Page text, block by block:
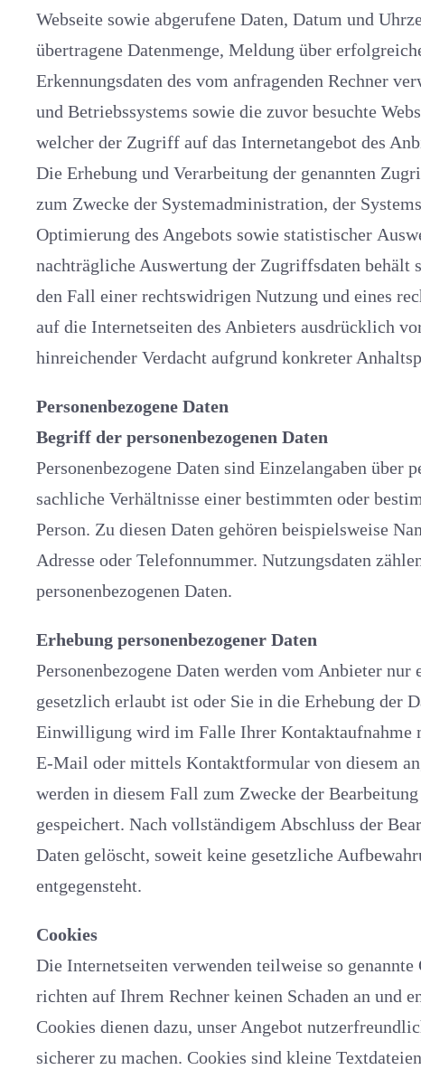
Webseite sowie abgerufene Daten, Datum und
übertragene Datenmenge, Meldung über erfolgreichen Abruf,
Erkennungsdaten des vom anfragenden Rechner verwendeten Browsers
und Betriebssystems sowie die zuvor besuchte Webseite (Webseite, von
welcher der
Die Erhebung und Verarbeitung der genannten Zugriffsdaten erfolgt nur
zum Zwecke der Systemadministration, der Systemsicherheit, der
Optimierung des Angebots sowie statistischer Auswertungen. Eine
nachträgliche Auswertung der Zugriffsdaten behält sich der
den Fall einer rechtswidrigen Nutzung und eines
auf die Internetseiten des Anbieters ausdrücklich vor,
hinreichender Verdacht aufgrund konkreter
Personenbezogene Daten
Begriff der personenbezogenen Daten
Personenbezogene Daten sind Einzelangaben über
sachliche Verhältnisse einer bestimmten oder
Person. Zu diesen Daten gehören beispielsweise Name, Adresse, E-Mail-
Adresse oder Telefonnummer. Nutzungsdaten zählen
personenbezogenen Daten.
Erhebung personenbezogener Daten
Personenbezogene Daten werden vom Anbieter nur erhoben, soweit dies
gesetzlich erlaubt ist oder Sie in die Erhebung der Daten
Einwilligung wird im Falle Ihrer Kontaktaufnahme
E-Mail oder mittels Kontaktformular von diesem
werden in diesem Fall zum Zwecke der
gespeichert. Nach vollständigem Abschluss der Bearbeitung werden Ihre
Daten gelöscht, soweit keine gesetzliche Aufbewahrungspflicht
entgegensteht.
Cookies
Die Internetseiten verwenden teilweise so genannte Cookies. Cookies
richten auf Ihrem Rechner keinen Schaden an und enthalten
Cookies dienen dazu, unser Angebot
sicherer zu machen. Cookies sind kleine